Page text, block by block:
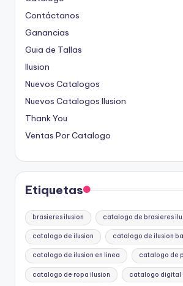
Contáctanos
Ganancias
Guia de Tallas
Ilusion
Nuevos Catalogos
Nuevos Catalogos Ilusion
Thank You
Ventas Por Catalogo
Etiquetas
brasieres ilusion catalogo de brasieres
catalogo de ilusion catalogo de ilusion
catalogo de ilusion en linea catalogo de
catalogo de ropa ilusion catalogo digital